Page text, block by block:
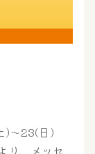
)～23(日)